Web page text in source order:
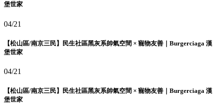
堡世家
04/21
【松山區/南京三民】民生社區黑灰系帥氣空間 × 寵物友善｜Burgerciaga 漢
堡世家
04/21
【松山區/南京三民】民生社區黑灰系帥氣空間 × 寵物友善｜Burgerciaga 漢
堡世家